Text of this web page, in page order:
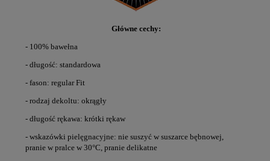
Główne cechy:
- 100% bawełna
- długość: standardowa
- fason: regular Fit
- rodzaj dekoltu: okrągły
- długość rękawa: krótki rękaw
- wskazówki pielęgnacyjne: nie suszyć w suszarce bębnowej,
pranie w pralce w 30°C, pranie delikatne